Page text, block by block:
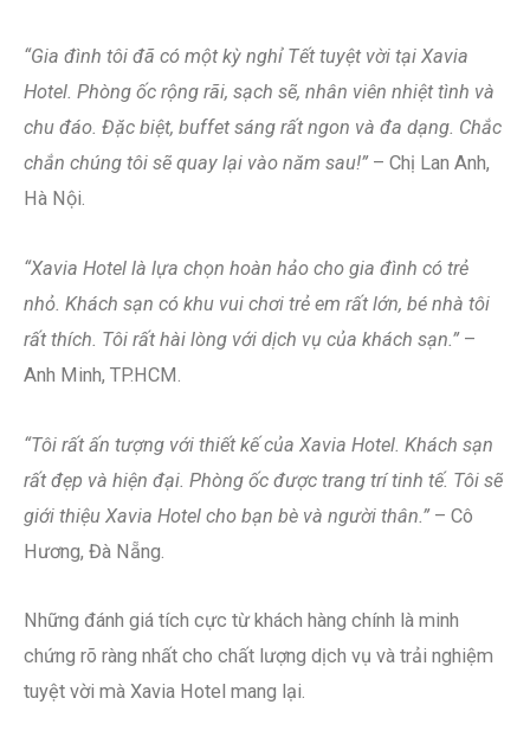
“Gia đình tôi đã có một kỳ nghỉ Tết tuyệt vời tại Xavia
Hotel. Phòng ốc rộng rãi, sạch sẽ, nhân viên nhiệt tình và
chu đáo. Đặc biệt, buffet sáng rất ngon và đa dạng. Chắc
chắn chúng tôi sẽ quay lại vào năm sau!”– Chị Lan Anh,
Hà Nội.
“Xavia Hotel là lựa chọn hoàn hảo cho gia đình có trẻ
nhỏ. Khách sạn có khu vui chơi trẻ em rất lớn, bé nhà tôi
rất thích. Tôi rất hài lòng với dịch vụ của khách sạn.”–
Anh Minh, TP.HCM.
“Tôi rất ấn tượng với thiết kế của Xavia Hotel. Khách sạn
rất đẹp và hiện đại. Phòng ốc được trang trí tinh tế. Tôi sẽ
giới thiệu Xavia Hotel cho bạn bè và người thân.”– Cô
Hương, Đà Nẵng.
Những đánh giá tích cực từ khách hàng chính là minh
chứng rõ ràng nhất cho chất lượng dịch vụ và trải nghiệm
tuyệt vời mà Xavia Hotel mang lại.